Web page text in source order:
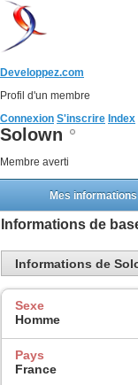
Developpez.com
Profil d'un membre
Connexion S'inscrire Index
Solown
Membre averti
Mes informations
Informations de
Informations de
Sexe
Homme
Pays
France